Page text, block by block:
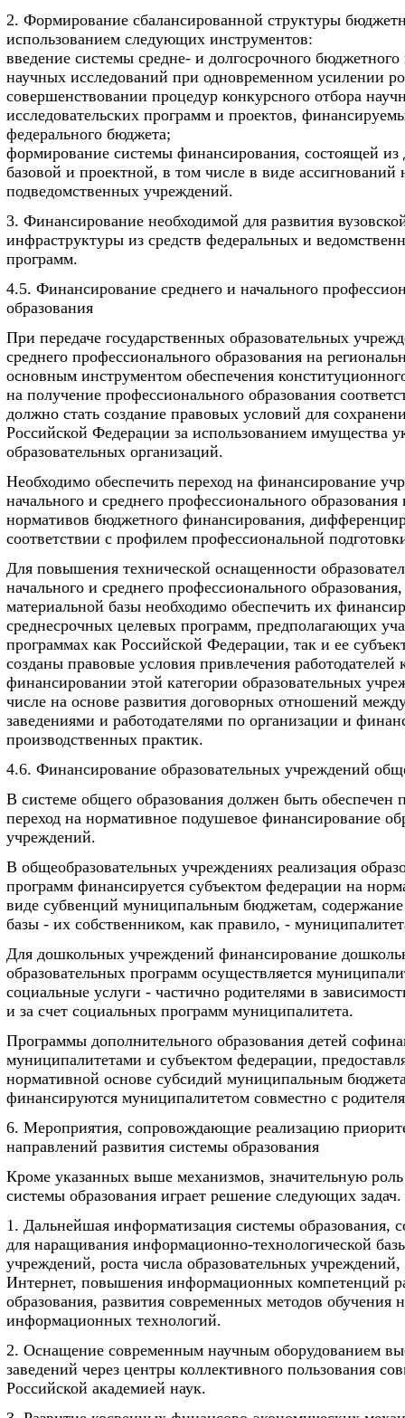
2. Формирование сбалансированной структуры
использованием следующих инструментов:
введение системы средне- и долгосрочного
научных исследований при одновременном усилении
совершенствовании процедур конкурсного отбора
исследовательских программ и проектов,
федерального бюджета;
формирование системы финансирования, состоящей из
базовой и проектной, в том числе в виде ассигнований
подведомственных учреждений.
3. Финансирование необходимой для развития
инфраструктуры из средств федеральных и
программ.
4.5. Финансирование среднего и начального
образования
При передаче государственных образовательных
среднего профессионального образования на
основным инструментом обеспечения
на получение профессионального образования
должно стать создание правовых условий для
Российской Федерации за использованием имущества
образовательных организаций.
Необходимо обеспечить переход на финансирование
начального и среднего профессионального образования
нормативов бюджетного финансирования,
соответствии с профилем профессиональной
Для повышения технической оснащенности
начального и среднего профессионального
материальной базы необходимо обеспечить их
среднесрочных целевых программ, предполагающих
программах как Российской Федерации, так и ее
созданы правовые условия привлечения работодателей
финансировании этой категории образовательных
числе на основе развития договорных отношений
заведениями и работодателями по организации и
производственных практик.
4.6. Финансирование образовательных учреждений
В системе общего образования должен быть обеспечен
переход на нормативное подушевое финансирование
учреждений.
В общеобразовательных учреждениях реализация
программ финансируется субъектом федерации на
виде субвенций муниципальным бюджетам, содержание
базы - их собственником, как правило, -
Для дошкольных учреждений финансирование
образовательных программ осуществляется
социальные услуги - частично родителями в
и за счет социальных программ муниципалитета.
Программы дополнительного образования детей
муниципалитетами и субъектом федерации,
нормативной основе субсидий муниципальным
финансируются муниципалитетом совместно с
6. Мероприятия, сопровождающие реализацию
направлений развития системы образования
Кроме указанных выше механизмов, значительную
системы образования играет решение следующих задач.
1. Дальнейшая информатизация системы образования,
для наращивания информационно-технологической
учреждений, роста числа образовательных
Интернет, повышения информационных компетенций
образования, развития современных методов обучения
информационных технологий.
2. Оснащение современным научным оборудованием
заведений через центры коллективного пользования
Российской академией наук.